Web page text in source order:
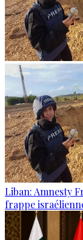
Liban: Amnesty
frappe